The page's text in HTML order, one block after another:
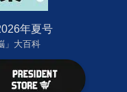
年夏号
」大百科